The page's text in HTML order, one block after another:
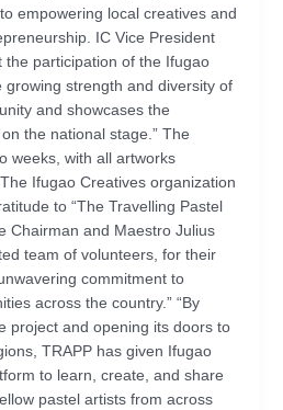
empowering local creatives and
IC Vice President
participation of the Ifugao
growing strength and diversity of
and showcases the
the national stage.” The
weeks, with all artworks
Ifugao Creatives organization
to “The Travelling Pastel
Chairman and Maestro Julius
team of volunteers, for their
commitment to
across the country.” “By
project and opening its doors to
TRAPP has given Ifugao
to learn, create, and share
pastel artists from across